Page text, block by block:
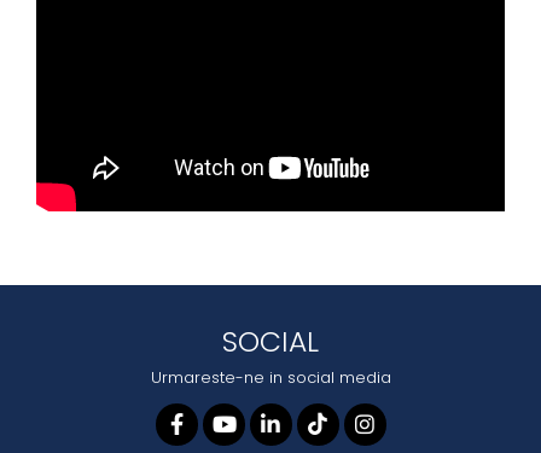
SOCIAL
Urmareste-ne in social media